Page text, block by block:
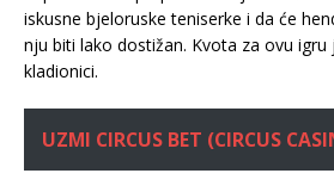
iskusne bjeloruske teniserke i da će
nju biti lako dostižan. Kvota za ovu igru
kladionici.
UZMI CIRCUS BET (CIRCUS